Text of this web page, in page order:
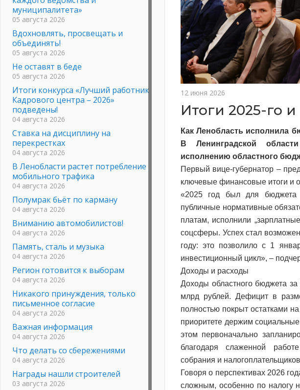
12 июня 2026
Итоги 2025-го
Как Ленобласть исполнила
В Ленинградской
исполнению областного
Первый вице-губернатор –
ключевые финансовые итоги и
«2025 год был для бюджета
публичные нормативные
платам, исполнили
соцсферы. Успех стал
году: это позволило с 1
инвестиционный цикл», –
Доходы и расходы
Доходы областного бюджета
млрд рублей. Дефицит в
полностью покрыт остатками
приоритете держим
этом первоначально
благодаря слаженной
собрания и
Говоря о перспективах 2026
сложным, особенно по налогу
муниципалитета»
05 августа 2026
Вдохновлять, просвещать и
объединять!
05 августа 2026
Не оставят в беде
05 августа 2026
Итоги конкурса «Лучший работник
Кадрового центра – 2026»
подведены!
04 августа 2026
Ставка на дисциплину на
перекрестках
04 августа 2026
В Ленобласти растет потребление
мобильного трафика
04 августа 2026
Полумрак бьёт по карману
04 августа 2026
Вниманию автомобилистов!
04 августа 2026
Память, сталь и музыка
04 августа 2026
Регион готовится к выборам
04 августа 2026
Никакого принуждения, только
письменное согласие
04 августа 2026
Важная информация
04 августа 2026
Что делать со сбережениями
04 августа 2026
Награды нашли строителей
03 августа 2026